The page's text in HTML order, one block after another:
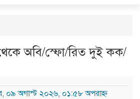
অবি/স্ফো/রিত দুই কক/
০৯ অগাস্ট ২০২৬, ০১:৫৮ অপরাহ্ন